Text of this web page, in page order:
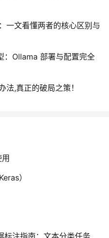
文看懂两者的核心区别与
：Ollama 部署与配置完全
,真正的破局之策！
）